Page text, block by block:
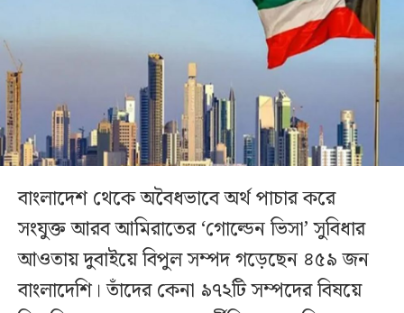
বাংলাদেশ থেকে অবৈধভাবে অর্থ পাচার করে
সংযুক্ত আরব আমিরাতের ‘গোল্ডেন ভিসা’ সুবিধার
আওতায় দুবাইয়ে বিপুল সম্পদ গড়েছেন ৪৫৯ জন
বাংলাদেশি। তাঁদের কেনা ৯৭২টি সম্পদের বিষয়ে